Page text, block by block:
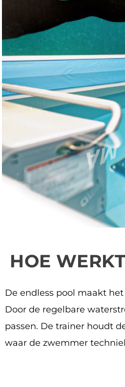
HOE
De endless pool maakt
Door de regelbare
passen. De trainer houdt
waar de zwemmer